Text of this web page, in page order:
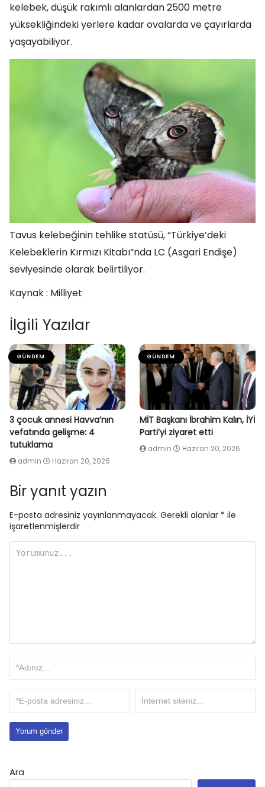
kelebek, düşük rakımlı alanlardan 2500 metre
yüksekliğindeki yerlere kadar ovalarda ve çayırlarda
yaşayabiliyor.
Tavus kelebeğinin tehlike statüsü, “Türkiye’deki
Kelebeklerin Kırmızı Kitabı”nda LC (Asgari Endişe)
seviyesinde olarak belirtiliyor.
Kaynak : Milliyet
İlgili Yazılar
GÜNDEM
3 çocuk annesi Havva’nın
vefatında gelişme: 4
tutuklama
admin Haziran 20, 2026
GÜNDEM
MİT Başkanı İbrahim Kalın, İYİ
Parti’yi ziyaret etti
admin Haziran 20, 2026
Bir yanıt yazın
E-posta adresiniz yayınlanmayacak. Gerekli alanlar * ile
işaretlenmişlerdir
Ara